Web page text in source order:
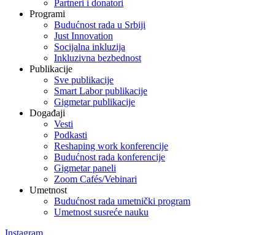
Partneri i donatori
Programi
Budućnost rada u Srbiji
Just Innovation
Socijalna inkluzija
Inkluzivna bezbednost
Publikacije
Sve publikacije
Smart Labor publikacije
Gigmetar publikacije
Događaji
Vesti
Podkasti
Reshaping work konferencije
Budućnost rada konferencije
Gigmetar paneli
Zoom Cafés/Vebinari
Umetnost
Budućnost rada umetnički program
Umetnost susreće nauku
Instagram